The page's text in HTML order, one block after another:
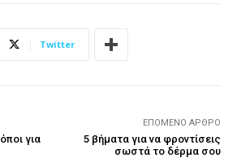
Twitter
για
ΕΠΌΜΕΝΟ ΆΡΘΡΟ
5 βήματα για να φροντίσεις
σωστά το δέρμα σου